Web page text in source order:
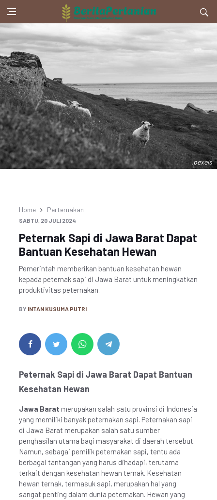
.pexels
Home Perternakan
SABTU, 20 JULI 2024
Peternak Sapi di Jawa Barat Dapat
Bantuan Kesehatan Hewan
Pemerintah memberikan bantuan kesehatan hewan
kepada peternak sapi di Jawa Barat untuk meningkatkan
produktivitas peternakan.
BY INTAN KUSUMA PUTRI
Peternak Sapi di Jawa Barat Dapat Bantuan
Kesehatan Hewan
Jawa Barat merupakan salah satu provinsi di Indonesia
yang memiliki banyak peternakan sapi. Peternakan sapi
di Jawa Barat merupakan salah satu sumber
penghasilan utama bagi masyarakat di daerah tersebut.
Namun, sebagai pemilik peternakan sapi, tentu ada
berbagai tantangan yang harus dihadapi, terutama
terkait dengan kesehatan hewan ternak. Kesehatan
hewan ternak, termasuk sapi, merupakan hal yang
sangat penting dalam dunia peternakan. Hewan yang